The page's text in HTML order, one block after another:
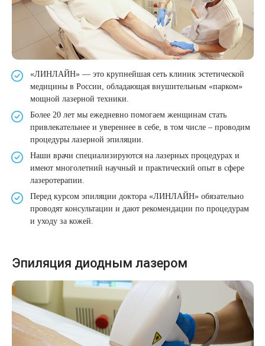
«ЛИНЛАЙН» — это крупнейшая сеть клиник эстетической
медицины в России, обладающая внушительным «парком»
мощной лазерной техники.
Более 20 лет мы ежедневно помогаем женщинам стать
привлекательнее и увереннее в себе, в том числе – проводим
процедуры лазерной эпиляции.
Наши врачи специализируются на лазерных процедурах и
имеют многолетний научный и практический опыт в сфере
лазеротерапии.
Перед курсом эпиляции доктора «ЛИНЛАЙН» обязательно
проводят консультации и дают рекомендации по процедурам
и уходу за кожей.
Эпиляция диодным лазером
QOOL- омоложение
Карбоновый пилинг
Лазерное лечение ринофимы
Лазерное лечение розацеа
Интимное лазерное омоложение
Лазерная подтяжка кожи живота
Лазерная подтяжка кожи на бедрах и коленях
Лазерное омоложение груди
Купить абонемент